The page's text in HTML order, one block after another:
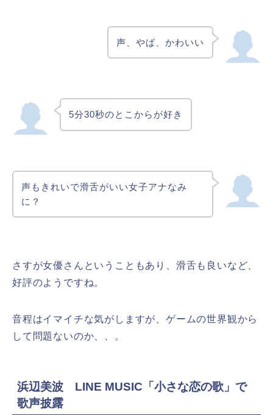
声、やば、かわいい
5分30秒のとこからが好き
声もきれいで滑舌がいい女子アナなみ
に？
さすが女優さんということもあり、滑舌も良いなど、
好評のようですね。
音程はイマイチな気がしますが、ゲームの世界観から
して問題ないのか、、。
浜辺美波 LINE MUSIC「小さな恋の歌」で
歌声披露